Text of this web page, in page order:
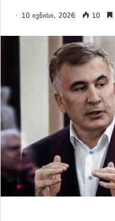
10 ივნისი, 2026 10